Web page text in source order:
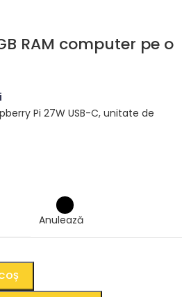
RAM computer pe o
Anulează